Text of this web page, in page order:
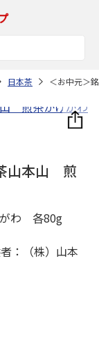
日本茶 ＜お中元＞
山本山 煎
がわ 各80g
：（株）山本